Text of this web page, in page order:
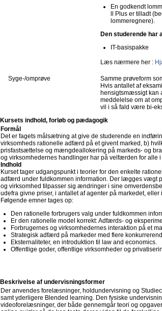
En godkendt
ll Plus er tilladt
lommeregnere).
Den studerende har
IT-basispakke
Læs nærmere her :
Syge-/omprøve
Samme prøveform
Hvis antallet af
hensigtsmæssigt kan
meddelelse om at
vil i så fald være bi-
Kursets indhold, forløb og pædagogik
Formål
Det er fagets målsætning at give de studerende en
virksomheds rationelle adfærd på et givent marked, b)
prisfastsættelse og mængdeallokering på markeds- og
og virksomhedernes handlinger har på velfærden for alle
Indhold
Kurset tager udgangspunkt i teorier for den enkelte
adfærd under fuldkommen information. Der lægges vægt
og virksomhed tilpasser sig ændringer i sine
udefra givne priser, i antallet af agenter på markedet, eller
Følgende emner tages op:
Den rationelle forbrugers valg under fuldkommen
Er den rationelle model korrekt: Adfærds- og
Forbrugernes og virksomhedernes interaktion på et
Strategisk adfærd på markeder med flere
Eksternaliteter, en introduktion til law and economics.
Offentlige goder, offentlige virksomheder og
Beskrivelse af undervisningsformer
Der anvendes forelæsninger, holdundervisning og
samt yderligere Blended learning. Den fysiske
videoforelæsninger, der både gennemgår teori og